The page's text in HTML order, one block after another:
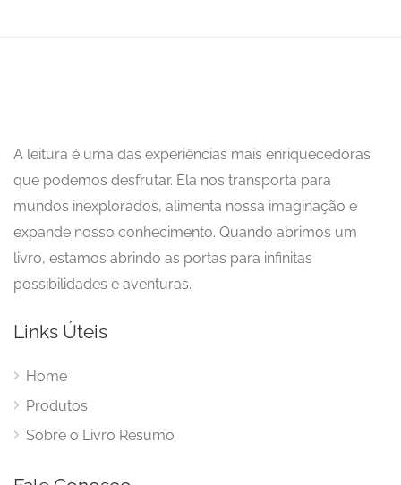
A leitura é uma das experiências mais enriquecedoras
que podemos desfrutar. Ela nos transporta para
mundos inexplorados, alimenta nossa imaginação e
expande nosso conhecimento. Quando abrimos um
livro, estamos abrindo as portas para infinitas
possibilidades e aventuras.
Links Úteis
Home
Produtos
Sobre o Livro Resumo